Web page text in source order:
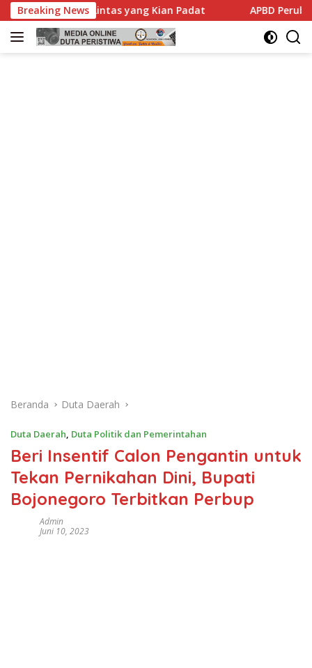
Langsung
ke
konten
Breaking News
Lintas yang Kian Padat APBD Perubahan
Beranda Duta Daerah
Duta Daerah, Duta Politik dan Pemerintahan
Beri Insentif Calon Pengantin untuk
Tekan Pernikahan Dini, Bupati
Bojonegoro Terbitkan Perbup
Admin
Juni 10, 2023